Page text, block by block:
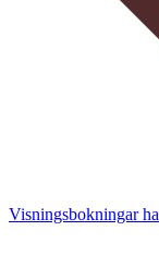
Visningsbokningar